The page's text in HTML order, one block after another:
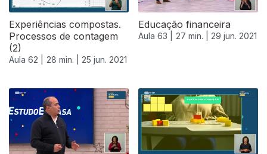
Experiências compostas.
Processos de contagem
(2)
Aula 62 | 28 min. | 25 jun. 2021
Educação financeira
Aula 63 | 27 min. | 29 jun. 2021
556647